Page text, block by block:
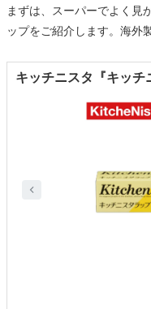
まずは、スーパーでよく見
ップをご紹介します。海外
キッチニスタ『キッチ